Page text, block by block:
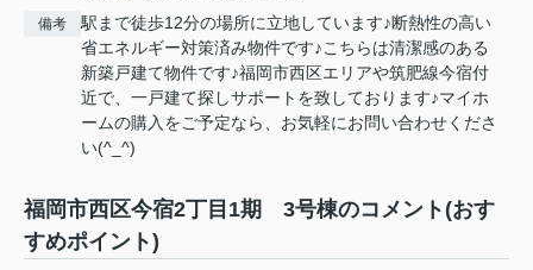
備考
駅まで徒歩12分の場所に立地しています♪断熱性の高い
省エネルギー対策済み物件です♪こちらは清潔感のある
新築戸建て物件です♪福岡市西区エリアや筑肥線今宿付
近で、一戸建て探しサポートを致しております♪マイホ
ームの購入をご予定なら、お気軽にお問い合わせくださ
い(^_^)
福岡市西区今宿2丁目1期 3号棟のコメント(おす
すめポイント)